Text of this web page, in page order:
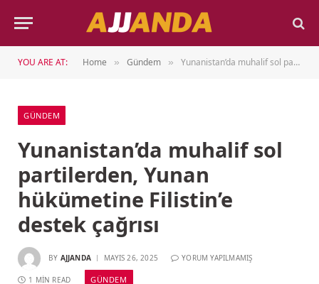
YOU ARE AT: Home » Gündem » Yunanistan’da muhalif sol partilerden, Yunan hükümetine Filistin’e destek çağrısı
GÜNDEM
Yunanistan’da muhalif sol
partilerden, Yunan
hükümetine Filistin’e
destek çağrısı
BY AJJANDA MAYIS 26, 2025 YORUM YAPILMAMIŞ
1 MIN READ GÜNDEM